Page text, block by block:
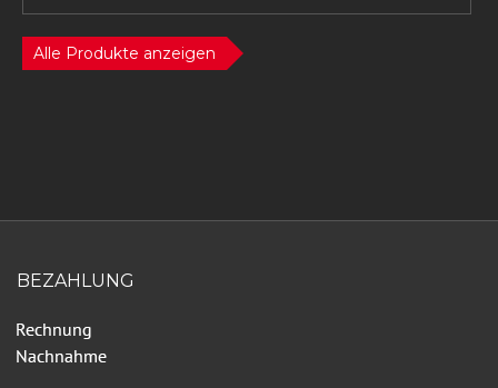
Alle Produkte anzeigen
BEZAHLUNG